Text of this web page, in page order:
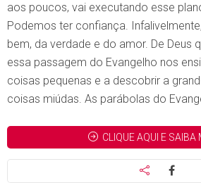
aos poucos, vai executando esse
Podemos ter confiança.
bem, da verdade e do amor. De Deus
essa passagem do Evangelho nos
coisas pequenas e a descobrir a
coisas miúdas. As parábolas do
CLIQUE AQUI E SAIBA